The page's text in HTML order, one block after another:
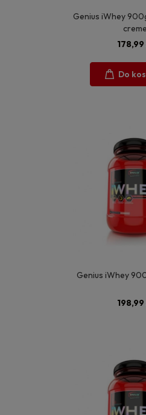
Genius iWhey
creme
178,99
Do
Genius iWhey
198,99